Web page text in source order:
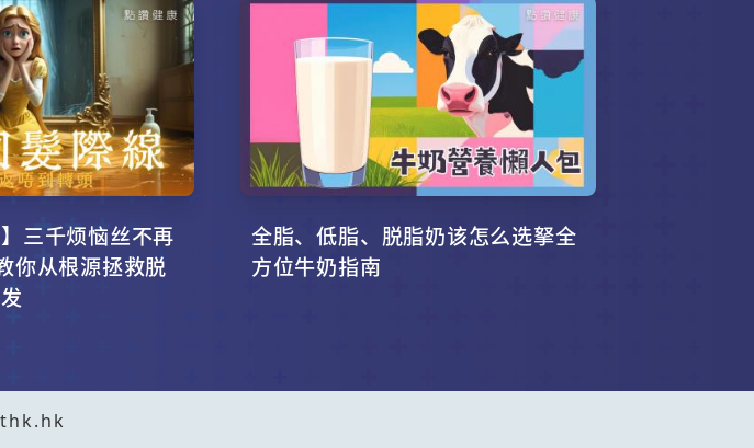
三千烦恼丝不再
你从根源拯救脱
全脂、低脂、脱脂奶该怎么选拏全
方位牛奶指南